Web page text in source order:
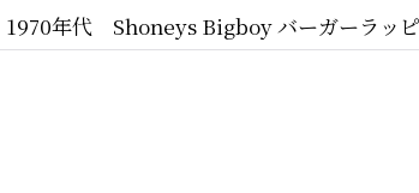
1970年代 Shoneys Bigboy バーガーラッ